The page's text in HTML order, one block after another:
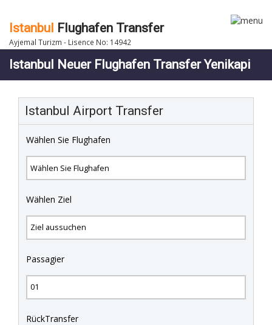
Istanbul Flughafen Transfer
Ayjemal Turizm - Lisence No: 14942
Istanbul Neuer Flughafen Transfer Yenikapi
Istanbul Airport Transfer
Wählen Sie Flughafen
Wählen Ziel
Passagier
RückTransfer